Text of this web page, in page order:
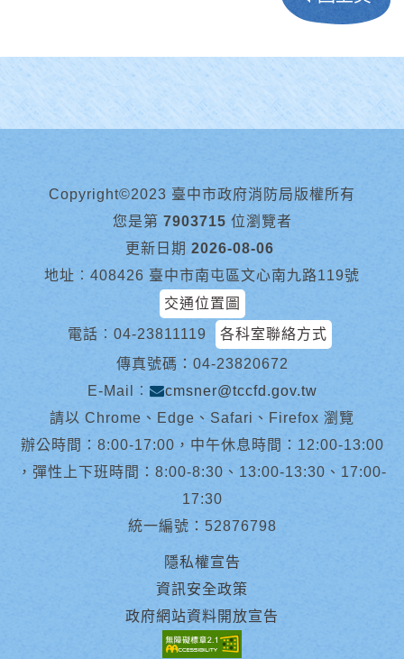
Copyright©2023 臺中市政府消防局版權所有
您是第 7903715 位瀏覽者
更新日期 2026-08-06
地址︰408426 臺中市南屯區文心南九路119號
交通位置圖
電話︰ 04-23811119
各科室聯絡方式
傳真號碼：04-23820672
E-Mail︰
cmsner@tccfd.gov.tw
請以 Chrome、Edge、Safari、Firefox 瀏覽
辦公時間：8:00-17:00，中午休息時間：12:00-13:00
，彈性上下班時間：8:00-8:30、13:00-13:30、17:00-
17:30
統一編號：52876798
隱私權宣告
資訊安全政策
政府網站資料開放宣告